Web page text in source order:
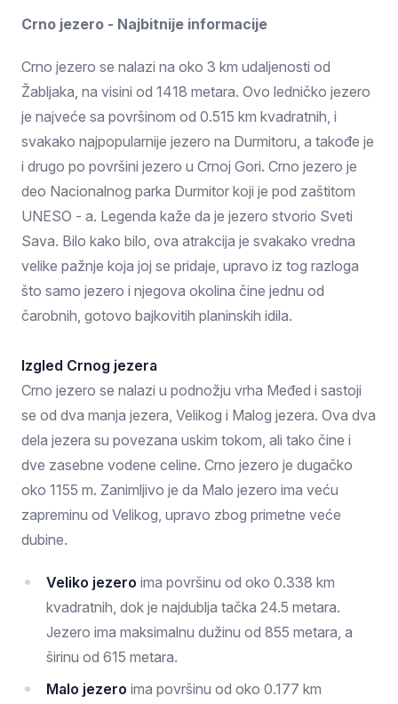
Crno jezero - Najbitnije informacije
Crno jezero se nalazi na oko 3 km udaljenosti od
Žabljaka, na visini od 1418 metara. Ovo ledničko jezero
je najveće sa površinom od 0.515 km kvadratnih, i
svakako najpopularnije jezero na Durmitoru, a takođe je
i drugo po površini jezero u Crnoj Gori. Crno jezero je
deo Nacionalnog parka Durmitor koji je pod zaštitom
UNESO - a. Legenda kaže da je jezero stvorio Sveti
Sava. Bilo kako bilo, ova atrakcija je svakako vredna
velike pažnje koja joj se pridaje, upravo iz tog razloga
što samo jezero i njegova okolina čine jednu od
čarobnih, gotovo bajkovitih planinskih idila.
Izgled Crnog jezera
Crno jezero se nalazi u podnožju vrha Međed i sastoji
se od dva manja jezera, Velikog i Malog jezera. Ova dva
dela jezera su povezana uskim tokom, ali tako čine i
dve zasebne vodene celine. Crno jezero je dugačko
oko 1155 m. Zanimljivo je da Malo jezero ima veću
zapreminu od Velikog, upravo zbog primetne veće
dubine.
Veliko jezero ima površinu od oko 0.338 km
kvadratnih, dok je najdublja tačka 24.5 metara.
Jezero ima maksimalnu dužinu od 855 metara, a
širinu od 615 metara.
Malo jezero ima površinu od oko 0.177 km